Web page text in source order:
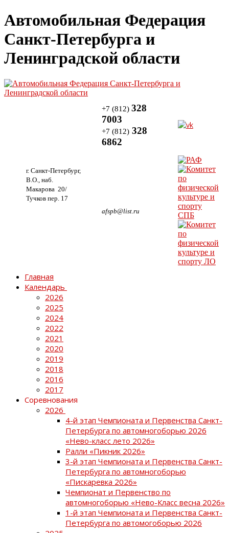
Автомобильная Федерация
Санкт-Петербурга и
Ленинградской области
г. Санкт-Петербург,
В.О., наб.
Макарова 20/
Тучков пер. 17
+7 (812) 328
7003
+7 (812) 328
6862
afspb@list.ru
Главная
Календарь
2026
2025
2024
2022
2021
2020
2019
2018
2016
2017
Соревнования
2026
4-й этап Чемпионата и Первенства Санкт-
Петербурга по автомногоборью 2026
«Нево-класс лето 2026»
Ралли «Пикник 2026»
3-й этап Чемпионата и Первенства Санкт-
Петербурга по автомногоборью
«Пискаревка 2026»
Чемпионат и Первенство по
автомногоборью «Нево-Класс весна 2026»
1-й этап Чемпионата и Первенства Санкт-
Петербурга по автомогоборью 2026